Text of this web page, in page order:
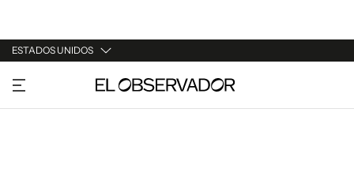
ESTADOS UNIDOS
URUGUAY
ARGENTINA